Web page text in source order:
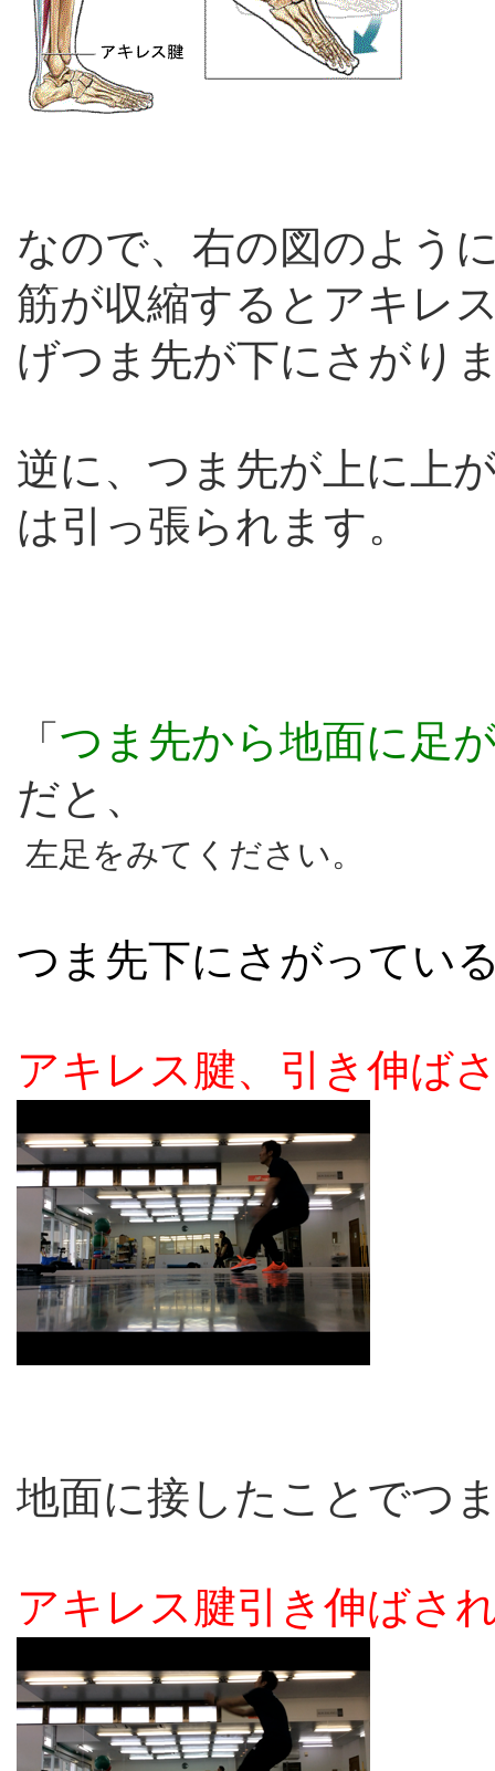
なので、右の図のよう
筋が収縮するとアキレ
げつま先が下にさがり
逆に、つま先が上に上
は引っ張られます。
「 つま先から地面に足
だと、
左足をみてください。
つま先下にさがってい
アキレス腱、引き伸ば
地面に接したことでつ
アキレス腱引き伸ばさ